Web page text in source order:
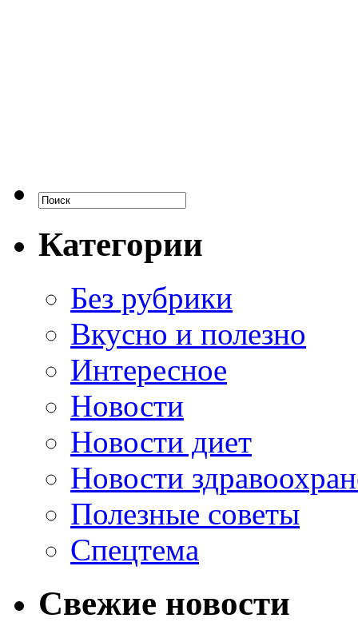
Категории
Без рубрики
Вкусно и полезно
Интересное
Новости
Новости диет
Новости
Полезные советы
Спецтема
Свежие новости